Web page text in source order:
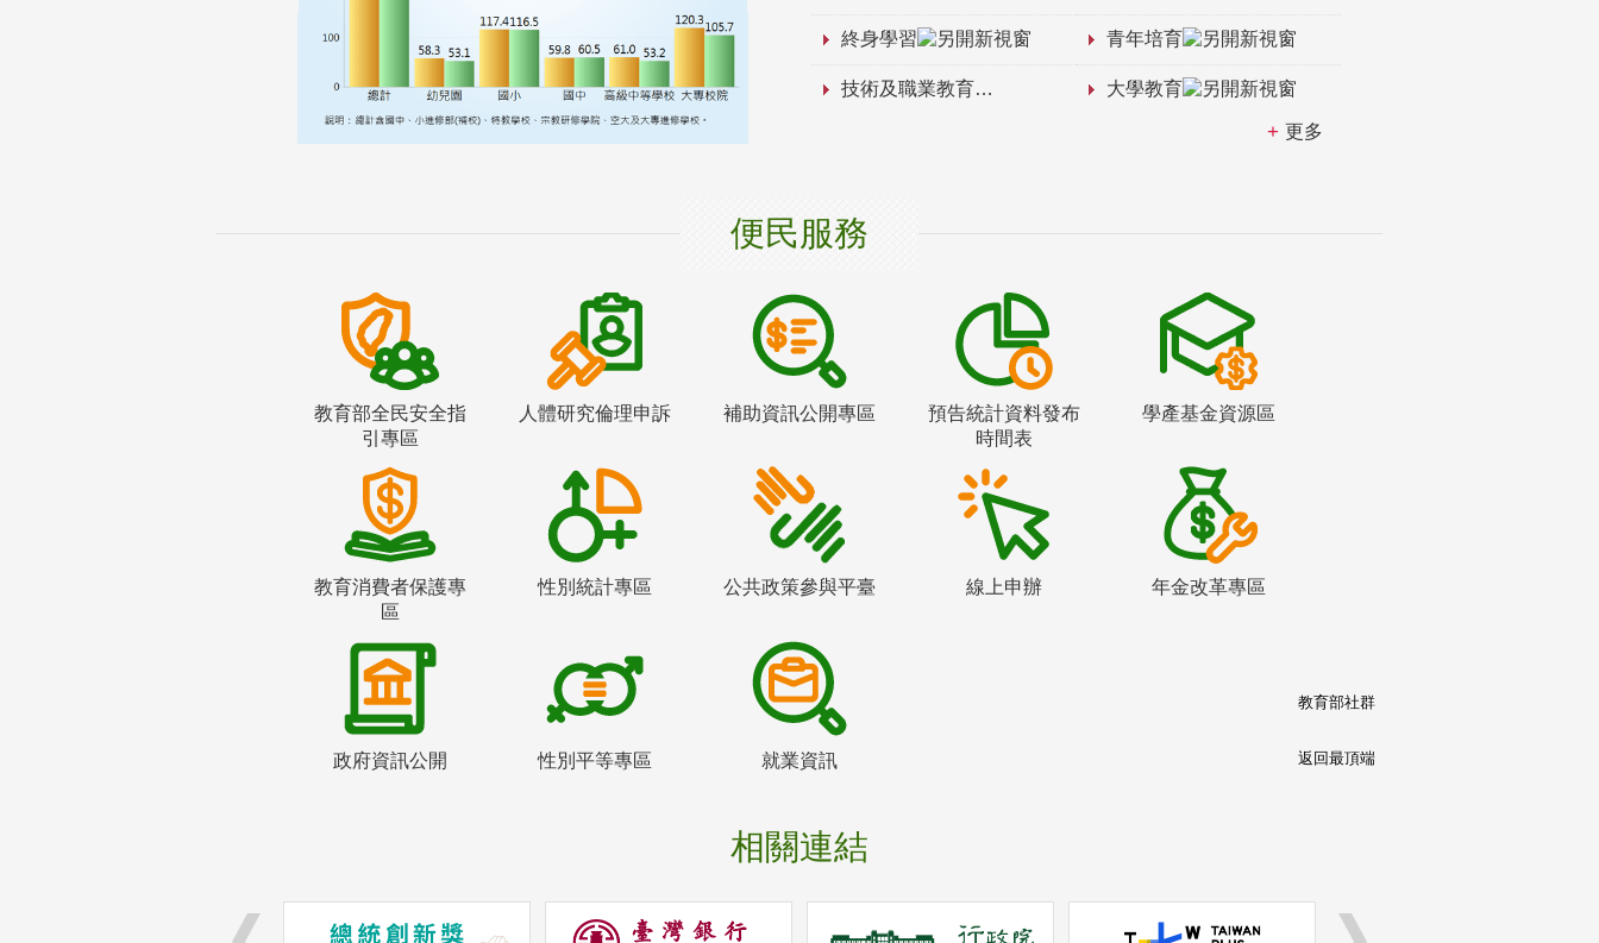
終身學習 青年培育
技術及職業教育 大學教育
更多
便民服務
教育部全民安全指
引專區
人體研究倫理申訴 補助資訊公開專區
預告統計資料發布
時間表
學產基金資源區
教育消費者保護專
區
性別統計專區 公共政策參與平臺 線上申辦 年金改革專區
政府資訊公開 性別平等專區 就業資訊
相關連結
教育部社群
返回最頂端